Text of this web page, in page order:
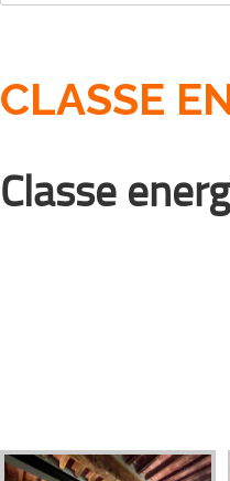
CLASSE
Classe